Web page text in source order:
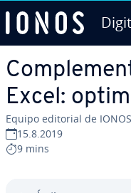
Excel:
Equipo editorial de IONOS
15.8.2019
9 mins